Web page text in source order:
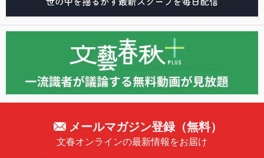
メールマガジン登録（無料）
文春オンラインの最新情報をお届け